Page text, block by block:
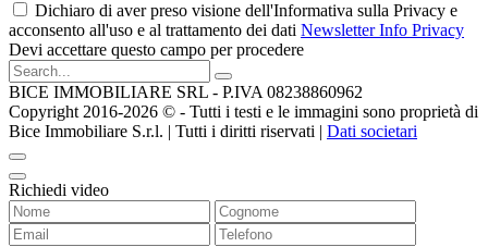
Dichiaro di aver preso visione dell'Informativa sulla Privacy e
acconsento all'uso e al trattamento dei dati Newsletter Info Privacy
Devi accettare questo campo per procedere
BICE IMMOBILIARE SRL - P.IVA 08238860962
Copyright 2016-2026 ©️ - Tutti i testi e le immagini sono proprietà di
Bice Immobiliare S.r.l. | Tutti i diritti riservati | Dati societari
Richiedi video